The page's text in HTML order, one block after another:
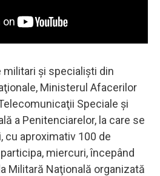
militari şi specialişti din
Ministerul Afacerilor
Speciale şi
a Penitenciarelor, la care se
cu aproximativ 100 de
miercuri, începând
Militară Naţională organizată